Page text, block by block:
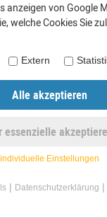
Datenschutz
Impressum
anzeigen von Google
welche Cookies Sie
Extern
individuelle Einstellungen
| Datenschutzerklärung |